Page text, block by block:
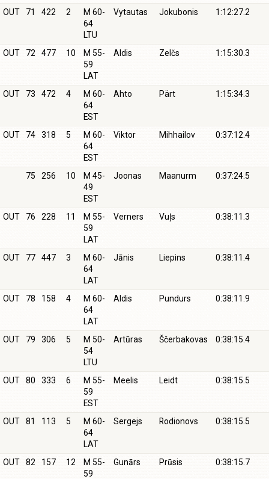
OUT 71 422 2
M 60-
64
LTU
Vytautas Jokubonis 1:12:27.2
OUT 72 477 10
M 55-
59
LAT
Aldis Zelčs 1:15:30.3
OUT 73 472 4
M 60-
64
EST
Ahto Pärt 1:15:34.3
OUT 74 318 5
M 60-
64
EST
Viktor Mihhailov 0:37:12.4
75 256 10
M 45-
49
EST
Joonas Maanurm 0:37:24.5
OUT 76 228 11
M 55-
59
LAT
Verners Vuļs 0:38:11.3
OUT 77 447 3
M 60-
64
LAT
Jānis Liepins 0:38:11.4
OUT 78 158 4
M 60-
64
LAT
Aldis Pundurs 0:38:11.9
OUT 79 306 5
M 50-
54
LTU
Artūras Ščerbakovas 0:38:15.4
OUT 80 333 6
M 55-
59
EST
Meelis Leidt 0:38:15.5
OUT 81 113 5
M 60-
64
LAT
Sergejs Rodionovs 0:38:15.5
OUT 82 157 12
M 55-
59
Gunārs Prūsis 0:38:15.7